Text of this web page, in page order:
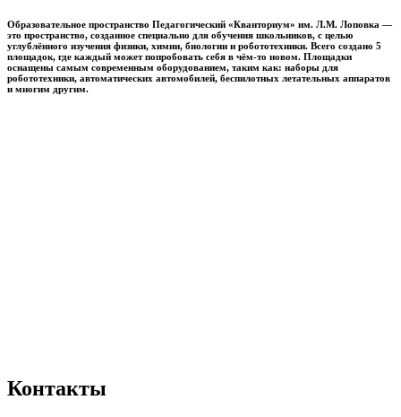
Образовательное пространство Педагогический «Кванториум» им. Л.М. Лоповка —
это пространство, созданное специально для обучения школьников, с целью
углублённого изучения физики, химии, биологии и робототехники. Всего создано 5
площадок, где каждый может попробовать себя в чём-то новом. Площадки
оснащены самым современным оборудованием, таким как: наборы для
робототехники, автоматических автомобилей, беспилотных летательных аппаратов
и многим другим.
Контакты